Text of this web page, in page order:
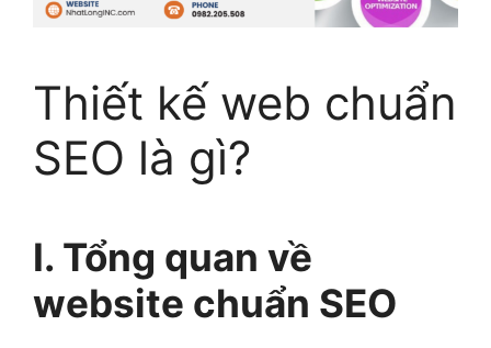
Thiết kế web chuẩn
SEO là gì?
I. Tổng quan về
website chuẩn SEO